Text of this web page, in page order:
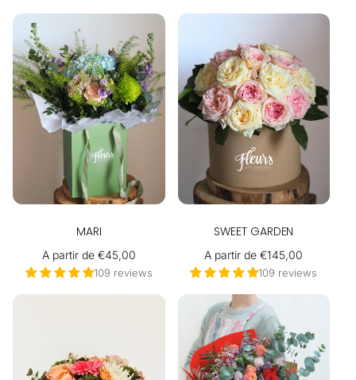
MARI
Precio
habitual
A partir de €45,00
109 reviews
SWEET GARDEN
Precio
habitual
A partir de €145,00
109 reviews